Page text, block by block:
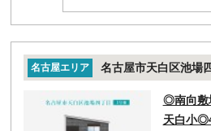
名古屋エリア 名古屋市天白区池場
◎南向敷
天白小